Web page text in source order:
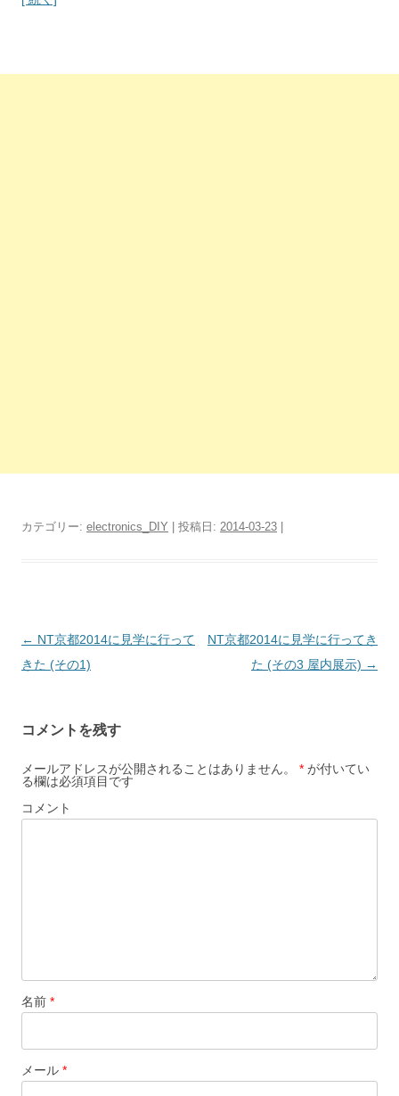
カテゴリー: electronics_DIY | 投稿日: 2014-03-23
投
稿
ゲ
ー
シ
ョ
← NT京都2014に見学に行って
きた (その1)
NT京都2014に見学に行ってき
た (その3 屋内展示) →
コメントを残す
メールアドレスが公開されることはありません。 * が付いてい
る欄は必須項目です
コメント
名前 *
メール *